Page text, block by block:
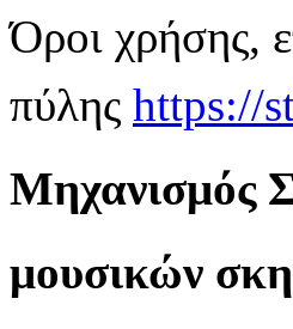
Όροι χρήσης,
πύλης https://
Μηχανισμός
μουσικών